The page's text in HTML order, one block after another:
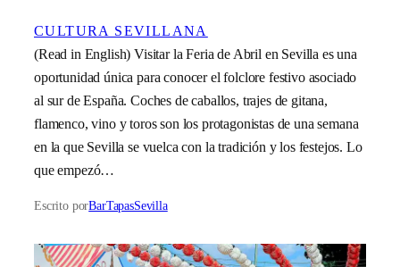
CULTURA SEVILLANA
(Read in English) Visitar la Feria de Abril en Sevilla es una
oportunidad única para conocer el folclore festivo asociado
al sur de España. Coches de caballos, trajes de gitana,
flamenco, vino y toros son los protagonistas de una semana
en la que Sevilla se vuelca con la tradición y los festejos. Lo
que empezó…
Escrito porBarTapasSevilla